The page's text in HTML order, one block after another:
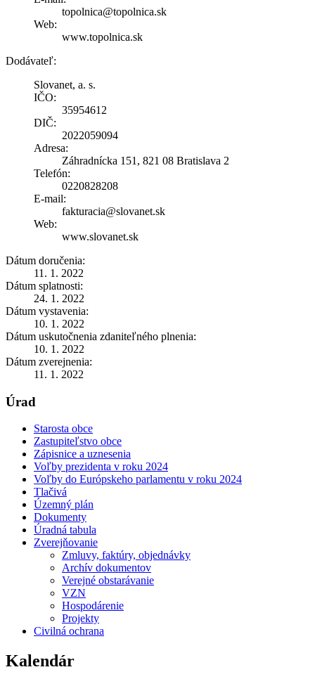
topolnica@topolnica.sk
Web:
www.topolnica.sk
Dodávateľ:
Slovanet, a. s.
IČO:
35954612
DIČ:
2022059094
Adresa:
Záhradnícka 151, 821 08 Bratislava 2
Telefón:
0220828208
E-mail:
fakturacia@slovanet.sk
Web:
www.slovanet.sk
Dátum doručenia:
11. 1. 2022
Dátum splatnosti:
24. 1. 2022
Dátum vystavenia:
10. 1. 2022
Dátum uskutočnenia zdaniteľného plnenia:
10. 1. 2022
Dátum zverejnenia:
11. 1. 2022
Úrad
Starosta obce
Zastupiteľstvo obce
Zápisnice a uznesenia
Voľby prezidenta v roku 2024
Voľby do Európskeho parlamentu v roku 2024
Tlačivá
Územný plán
Dokumenty
Úradná tabula
Zverejňovanie
Zmluvy, faktúry, objednávky
Archív dokumentov
Verejné obstarávanie
VZN
Hospodárenie
Projekty
Civilná ochrana
Kalendár